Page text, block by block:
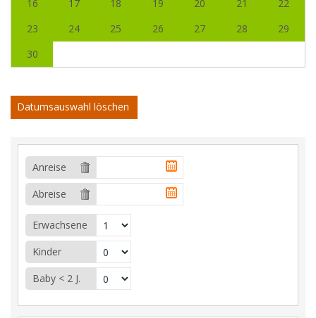
16
17 18 19 20 21
22
23
24 25 26 27 28
29
30
Datumsauswahl löschen
Anreise
Abreise
Erwachsene
Kinder
Baby < 2 J.